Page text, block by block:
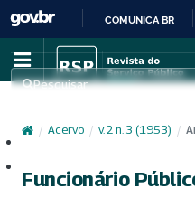
COMUNICA BR
Pesquisar
/ Acervo / v. 2 n. 3 (1953) /
Funcionário